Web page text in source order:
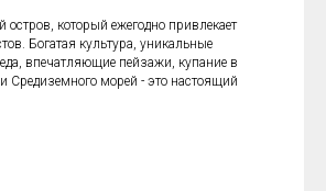
остров, который ежегодно привлекает
Богатая культура, уникальные
впечатляющие пейзажи, купание в
и Средиземного морей - это настоящий